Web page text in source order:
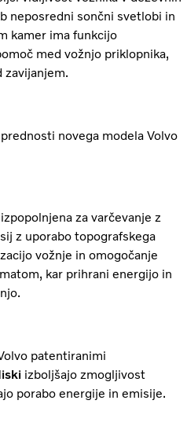
neposredni sončni svetlobi in
kamer ima funkcijo
med vožnjo priklopnika,
zavijanjem.
novega modela Volvo
za varčevanje z
z uporabo topografskega
vožnje in omogočanje
kar prihrani energijo in
patentiranimi
izboljšajo zmogljivost
porabo energije in emisije.